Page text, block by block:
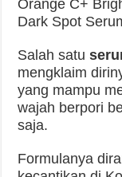
Orange C+
Dark Spot
Salah satu
mengklaim
yang mampu
wajah berpori
saja.
Formulanya